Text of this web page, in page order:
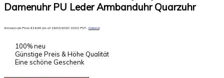
Damenuhr PU Leder Armbanduhr Quarzuhr
Amazon.de Price:€14,99 (as of 19/03/2020 10:03 PST- Details)
100% neu
Günstige Preis & Höhe Qualität
Eine schöne Geschenk